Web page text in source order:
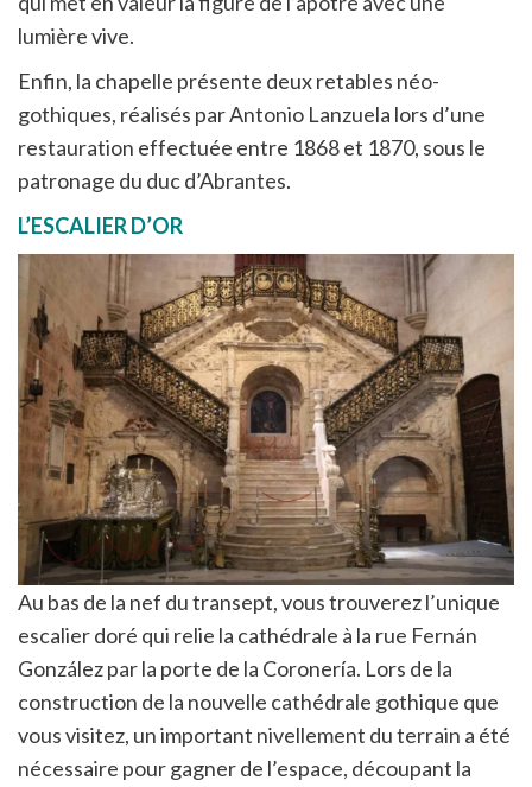
lumière vive.
Enfin, la chapelle présente deux retables néo-
gothiques, réalisés par Antonio Lanzuela lors d’une
restauration effectuée entre 1868 et 1870, sous le
patronage du duc d’Abrantes.
L’ESCALIER D’OR
Au bas de la nef du transept, vous trouverez l’unique
escalier doré qui relie la cathédrale à la rue Fernán
González par la porte de la Coronería. Lors de la
construction de la nouvelle cathédrale gothique que
vous visitez, un important nivellement du terrain a été
nécessaire pour gagner de l’espace, découpant la